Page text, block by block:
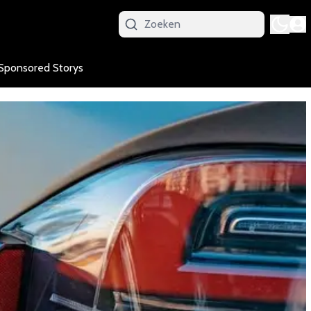
Storys